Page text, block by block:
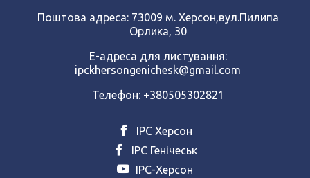
Поштова адреса: 73009 м. Херсон,вул.Пилипа
Орлика, 30
Е-адреса для листування:
ipckhersongenichesk@gmail.com
Телефон: +380505302821
ІРС Херсон
ІРС Генічеськ
ІРС-Херсон